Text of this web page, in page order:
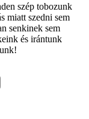
szép tobozunk
miatt szedni sem
senkinek sem
és irántunk